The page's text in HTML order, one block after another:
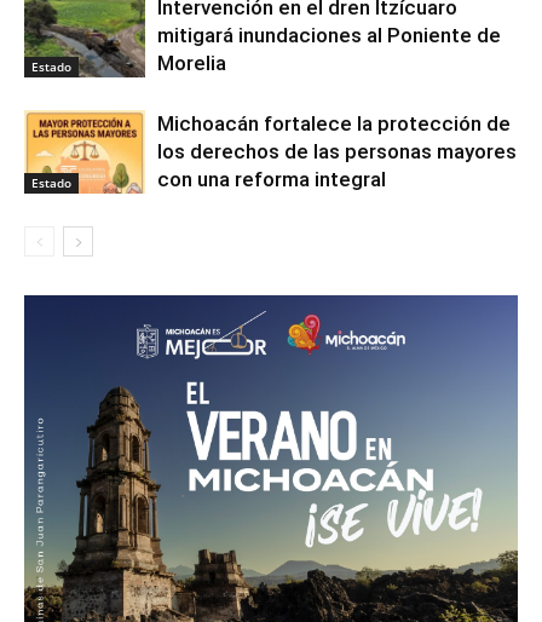
Estado
Intervención en el dren Itzícuaro
mitigará inundaciones al Poniente de
Morelia
Estado
Michoacán fortalece la protección de
los derechos de las personas mayores
con una reforma integral